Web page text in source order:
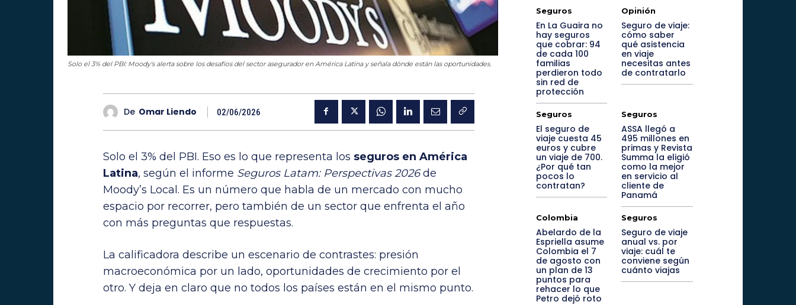
Solo el 3% del PBI: Moody's alerta sobre los desafíos del sector asegurador en América Latina y señala dónde están las oportunidades.
De Omar Liendo 02/06/2026
Solo el 3% del PBI. Eso es lo que representa los seguros en América
Latina, según el informe Seguros Latam: Perspectivas 2026de
Moody’s Local. Es un número que habla de un mercado con mucho
espacio por recorrer, pero también de un sector que enfrenta el año
con más preguntas que respuestas.
La calificadora describe un escenario de contrastes: presión
macroeconómica por un lado, oportunidades de crecimiento por el
otro. Y deja en claro que no todos los países están en el mismo punto.
Seguros
En La Guaira no
hay seguros
que cobrar: 94
de cada 100
familias
perdieron todo
sin red de
protección
Opinión
Seguro de viaje:
cómo saber
qué asistencia
en viaje
necesitas antes
de contratarlo
Seguros
El seguro de
viaje cuesta 45
euros y cubre
un viaje de 700.
¿Por qué tan
pocos lo
contratan?
Seguros
ASSA llegó a
495 millones en
primas y Revista
Summa la eligió
como la mejor
en servicio al
cliente de
Panamá
Colombia
Abelardo de la
Espriella asume
Colombia el 7
de agosto con
un plan de 13
puntos para
rehacer lo que
Petro dejó roto
Seguros
Seguro de viaje
anual vs. por
viaje: cuál te
conviene según
cuánto viajas